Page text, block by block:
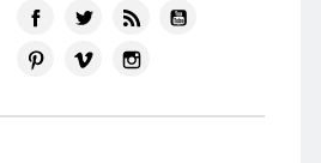
FacebookTwitterRss
Pinterest
Vimeo